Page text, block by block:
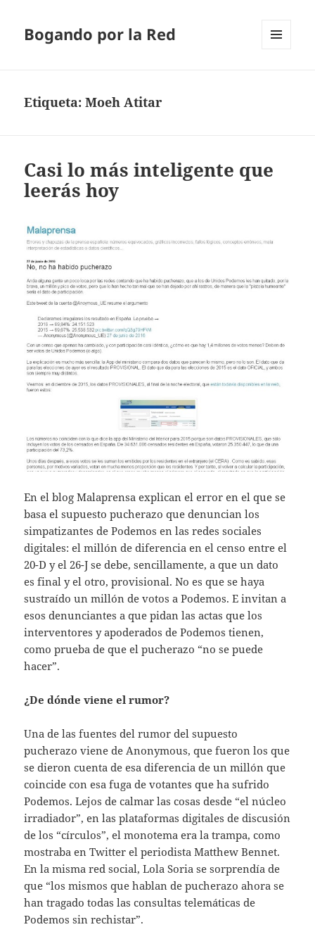
Bogando por la Red
Etiqueta:Moeh Atitar
Casi lo más inteligente que
leerás hoy
En el blog Malaprensa explican el error en el que se
basa el supuesto pucherazo que denuncian los
simpatizantes de Podemos en las redes sociales
digitales: el millón de diferencia en el censo entre el
20-D y el 26-J se debe, sencillamente, a que un dato
es final y el otro, provisional. No es que se haya
sustraído un millón de votos a Podemos. E invitan a
esos denunciantes a que pidan las actas que los
interventores y apoderados de Podemos tienen,
como prueba de que el pucherazo “no se puede
hacer”.
¿De dónde viene el rumor?
Una de las fuentes del rumor del supuesto
pucherazo viene de Anonymous, que fueron los que
se dieron cuenta de esa diferencia de un millón que
coincide con esa fuga de votantes que ha sufrido
Podemos. Lejos de calmar las cosas desde “el núcleo
irradiador”, en las plataformas digitales de discusión
de los “círculos”, el monotema era la trampa, como
mostraba en Twitter el periodista Matthew Bennet.
En la misma red social, Lola Soria se sorprendía de
que “los mismos que hablan de pucherazo ahora se
han tragado todas las consultas telemáticas de
Podemos sin rechistar”.